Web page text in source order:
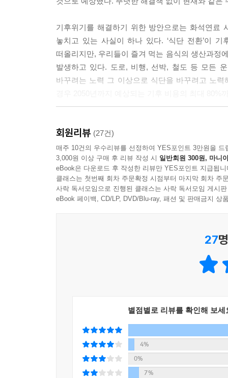
대표적인 아열대 작물이라 온대기후인 우리나라
--- pp.26~27
체중을 빨리 증가시키고, 성장을 촉진하는 동물
다름없다. 대량생산 시스템 안에서 제품을 생산
도살될 가축들의 건강이 중요하지 않듯이, 이 노
공교롭게도 인간의 건강을 위한 식단은 기후위기
한 식단은 최근 ‘자연식물식(WholeFood, Plant-
든, 생명의 위협을 피하기 위해 우리의 식단을
우리가 변화를 위한 실천을 한다면, 미래는 분명
--- p.139
해산물 요리를 제공한다는 발표를 했다. 2019년
정규 교육을 받는 학생들은 학교에서 기본적으로
기후위기 시대에 중요한 것은 능동성과 상상력
될 수밖에 없다. 하지만, 아직 여유가 있을 때 능
향한 즐거운 여정이 될 수 있을 것이다. 그리고
동시에 K-자연식물식, K-기후미식을 소개한다면
기후위기를 해결하기 위한 방안으로는 화석연료
놓치고 있는 사실이 하나 있다. ‘식단 전환’이
떠올리지만, 우리들이 즐겨 먹는 음식의 생산과정
발생하고 있다. 도로, 비행, 선박, 철도 등 모든
바꾸려는 노력 그 이상으로 식단을 바꾸려고 노
있다. 지금껏 해온 탄소배출 감소 활동은 효과를
방법도 간단하다. 육지의 숲과 바다의 식물성 플
이들을 먹지 않고 ‘그대로 두는’ 것뿐이다. 우리
얼마나 효과적인 해결책인지를 논리적으로 상세
알리고자 한다.
거의 단정한다. 인류에게 동물성 식품 섭취는
그래서 이 책은 온실가스 감소를 위해서뿐만
고기를 먹지 않아도 식물성 식품만으로 충분한
과일 등이 포함된다. 종류가 매우 다양해서 맛
공급받을 수 있다. 이 책에 소개된 ‘식물성 단백
회원리뷰 (27건)
매주 10건의 우수리뷰를 선정하여 YES포인트 3만원을 드
3,000원 이상 구매 후 리뷰 작성 시 일반회원 300원, 마니
eBook은 다운로드 후 작성한 리뷰만 YES포인트 지급됩니
클래스는 첫번째 회차 주문확정 시점부터 마지막 회차 주
사락 독서모임으로 진행된 클래스는 사락 독서모임 게시
eBook 페이백, CD/LP, DVD/Blu-ray, 패션 및 판매금지 상
27
별점별로 리뷰를 확인해 보세
4%
0%
7%